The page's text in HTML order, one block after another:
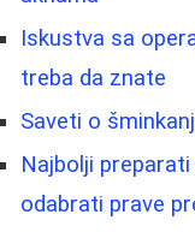
Iskustva sa
treba da znate
Saveti o
Najbolji
odabrati prave